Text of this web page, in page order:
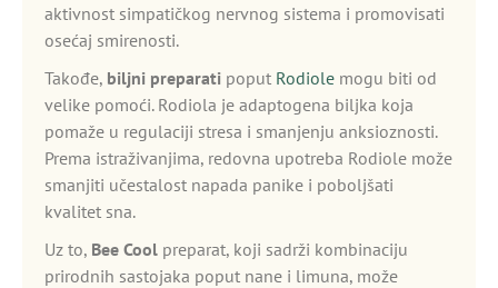
aktivnost simpatičkog nervnog sistema i promovisati
osećaj smirenosti.
Takođe, biljni preparati poput Rodiole mogu biti od
velike pomoći. Rodiola je adaptogena biljka koja
pomaže u regulaciji stresa i smanjenju anksioznosti.
Prema istraživanjima, redovna upotreba Rodiole može
smanjiti učestalost napada panike i poboljšati
kvalitet sna.
Uz to, Bee Cool preparat, koji sadrži kombinaciju
prirodnih sastojaka poput nane i limuna, može